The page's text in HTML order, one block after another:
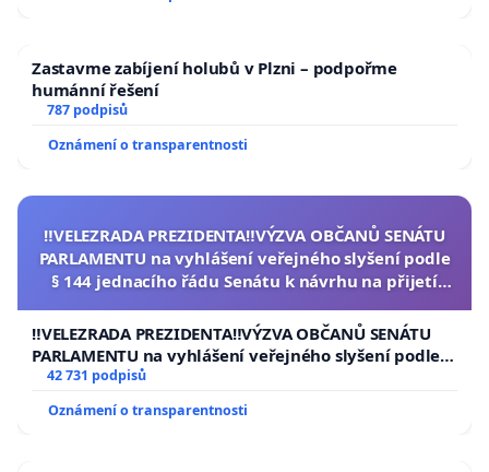
Zastavme zabíjení holubů v Plzni – podpořme
humánní řešení
787 podpisů
Oznámení o transparentnosti
‼️VELEZRADA PREZIDENTA‼️VÝZVA OBČANŮ SENÁTU
PARLAMENTU na vyhlášení veřejného slyšení podle
§ 144 jednacího řádu Senátu k návrhu na přijetí
republiky
‼️VELEZRADA PREZIDENTA‼️VÝZVA OBČANŮ SENÁTU
PARLAMENTU na vyhlášení veřejného slyšení podle §
144 jednacího řádu Senátu k návrhu na přijetí
usnesení k podání ústavní žaloby na prezidenta
republiky
42 731 podpisů
Oznámení o transparentnosti